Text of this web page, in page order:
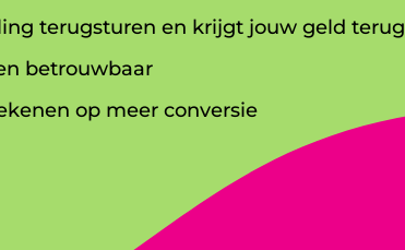
terugsturen en krijgt jouw geld terug
betrouwbaar
op meer conversie